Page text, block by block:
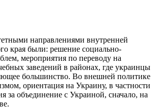
направлениями внутренней
края были: решение социально-
мероприятия по переводу на
заведений в районах, где украинцы
большинство. Во внешней политике
ориентация на Украину, в частности
за объединение с Украиной, сначало, на